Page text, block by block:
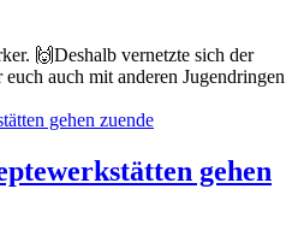
🙌Deshalb vernetzte sich der
auch mit anderen Jugendringen
gehen